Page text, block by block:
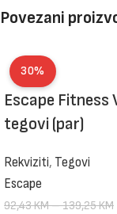
Povezani
30%
Escape Fitness
tegovi (par)
Rekviziti, Tegovi
Escape
92,43KM–139,25KM